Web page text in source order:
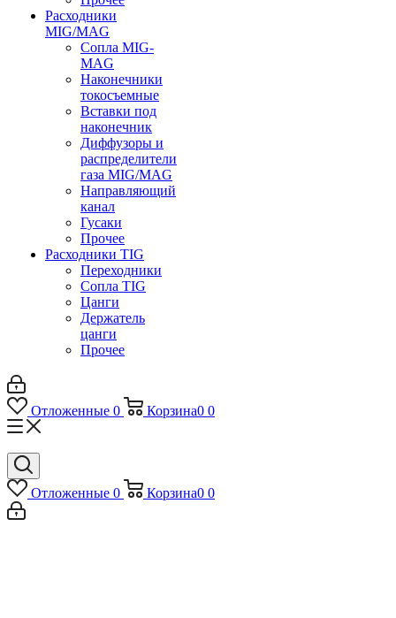
Расходники
MIG/MAG
Сопла MIG-
MAG
Наконечники
токосъемные
Вставки под
наконечник
Диффузоры и
распределители
газа MIG/MAG
Направляющий
канал
Гусаки
Прочее
Расходники TIG
Переходники
Сопла TIG
Цанги
Держатель
цанги
Прочее
Отложенные 0 Корзина0 0
Отложенные 0 Корзина0 0